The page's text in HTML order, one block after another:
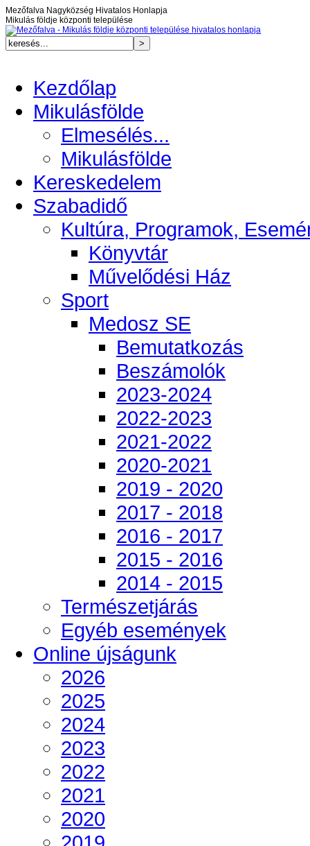
Mezőfalva Nagyközség Hivatalos Honlapja
Mikulás földje központi települése
Kezdőlap
Mikulásfölde
Elmesélés...
Mikulásfölde
Kereskedelem
Szabadidő
Kultúra, Programok,
Könyvtár
Művelődési Ház
Sport
Medosz SE
Bemutatkozás
Beszámolók
2023-2024
2022-2023
2021-2022
2020-2021
2019 - 2020
2017 - 2018
2016 - 2017
2015 - 2016
2014 - 2015
Természetjárás
Egyéb események
Online újságunk
2026
2025
2024
2023
2022
2021
2020